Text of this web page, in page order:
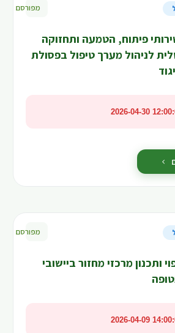
מפורסם
2026 שירותי פיתוח, הטמעה ותחזוקה
לניהול מערך טיפול בפסולת
2026-04-30
מפורסם
מיפוי ותכנון מרכזי מחזור ביישובי
2026-04-09